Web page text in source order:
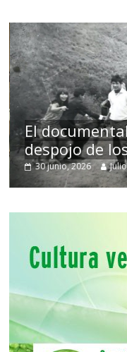
El
despojo de
30 junio, 2026